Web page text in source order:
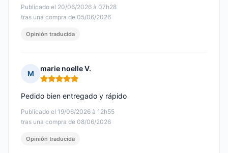
Publicado el 20/06/2026 à 07h28
tras una compra de 05/06/2026
Opinión traducida
M
marie noelle V.
Nota: 5 de 5
Publicado el 19/06/2026 à 12h55
tras una compra de 08/06/2026
Pedido bien entregado y rápido
Opinión traducida